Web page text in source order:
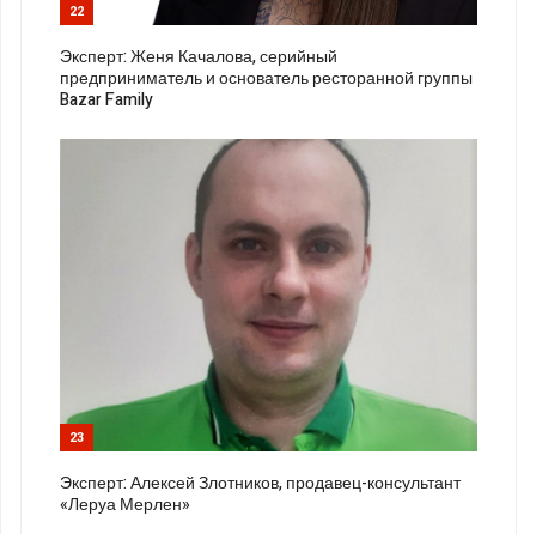
22
Эксперт: Женя Качалова, серийный
предприниматель и основатель ресторанной группы
Bazar Family
23
Эксперт: Алексей Злотников, продавец-консультант
«Леруа Мерлен»